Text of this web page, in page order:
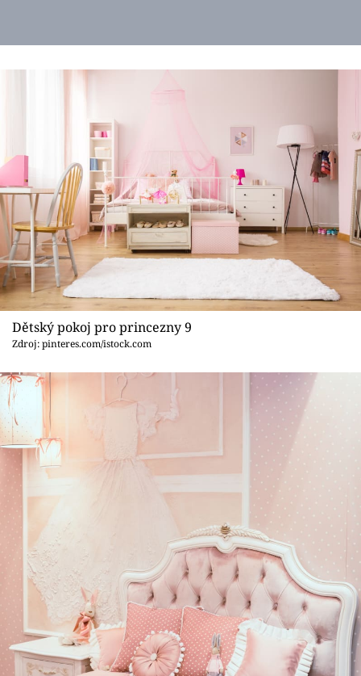
Dětský pokoj pro princezny 9
Zdroj: pinteres.com/istock.com